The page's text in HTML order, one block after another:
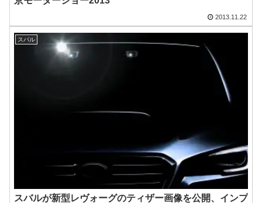
2013.11.22
スバル
スバルが新型レヴォーグのティザー画像を公開、インプ